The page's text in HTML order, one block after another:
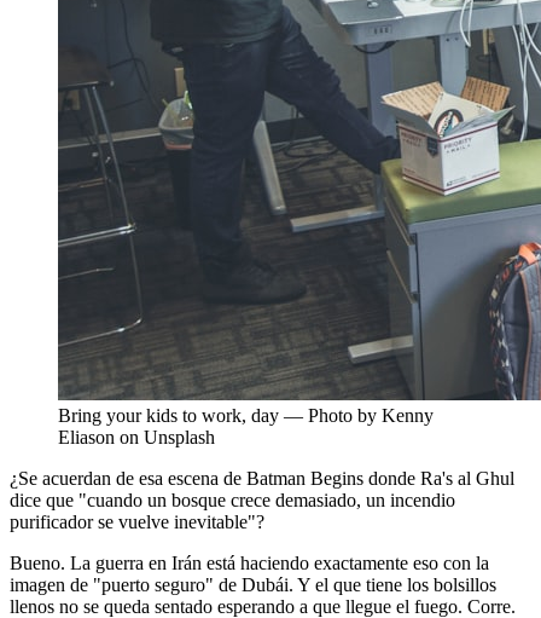
Bring your kids to work, day — Photo by Kenny
Eliason on Unsplash
¿Se acuerdan de esa escena de Batman Begins donde Ra's al Ghul
dice que "cuando un bosque crece demasiado, un incendio
purificador se vuelve inevitable"?
Bueno. La guerra en Irán está haciendo exactamente eso con la
imagen de "puerto seguro" de Dubái. Y el que tiene los bolsillos
llenos no se queda sentado esperando a que llegue el fuego. Corre.